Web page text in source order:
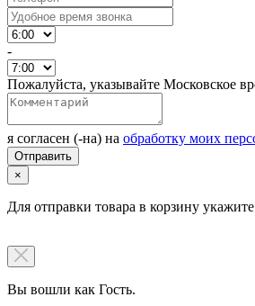
-
Пожалуйста, указывайте Московское
я согласен (-на) на обработку моих
×
Для отправки товара в корзину
Вы вошли как Гость.